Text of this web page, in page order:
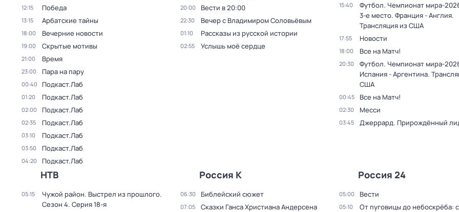
12:15 Победа
13:15 Арбатские тайны
18:00 Вечерние новости
19:00 Скрытые мотивы
21:00 Время
23:00 Пара на пару
00:40 Подкаст.Лаб
01:20 Подкаст.Лаб
02:00 Подкаст.Лаб
02:35 Подкаст.Лаб
03:10 Подкаст.Лаб
03:50 Подкаст.Лаб
04:20 Подкаст.Лаб
20:00 Вести в 20:00
22:30 Вечер с Владимиром Соловьёвым
01:10 Рассказы из русской истории
02:55 Услышь моё сердце
15:40
Футбол. Чемпионат мира-
3-е место. Франция - Англия.
Трансляция из США
17:55 Новости
18:00 Все на Матч!
20:30
Футбол. Чемпионат мира-
Испания - Аргентина.
США
00:45 Все на Матч!
02:30 Месси
03:45 Джеррард. Прирождённый
НТВ
05:15 Чужой район. Выстрел из прошлого.
Сезон 4. Серия 18-я
Россия К
06:30 Библейский сюжет
07:05 Сказки Ганса Христиана Андерсена
Россия 24
05:00 Вести
05:10
От пуговицы до небоскрёба: